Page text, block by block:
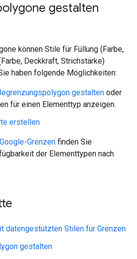
gestalten
können Stile für Füllung (Farbe,
Deckkraft, Strichstärke)
haben folgende Möglichkeiten:
gestalten oder
für einen Elementtyp anzeigen.
erstellen
Grenzen finden Sie
der Elementtypen nach
datengestützten Stilen für Grenzen
gestalten